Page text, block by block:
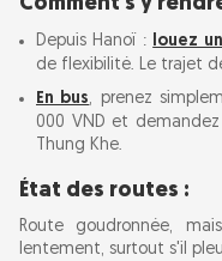
Depuis Hanoï : louez
de flexibilité. Le trajet
En bus, prenez
000 VND et
Thung Khe.
État des routes :
Route goudronnée,
lentement, surtout s'il